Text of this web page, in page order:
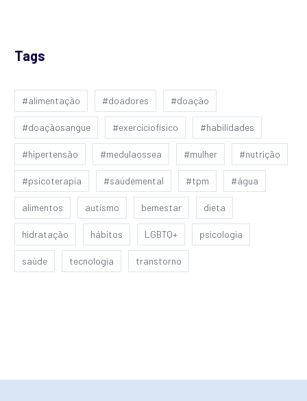
Tags
#alimentação #doadores #doação
#doaçãosangue #exercíciofísico #habilidades
#hipertensão #medulaossea #mulher #nutrição
#psicoterapia #saúdemental #tpm #água
alimentos autismo bemestar dieta
hidratação hábitos LGBTQ+ psicologia
saúde tecnologia transtorno